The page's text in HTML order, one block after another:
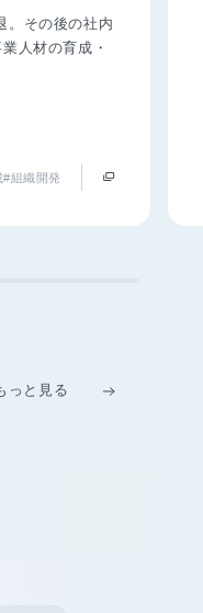
。その後の社内
人材の育成・
#組織開発
っと見る